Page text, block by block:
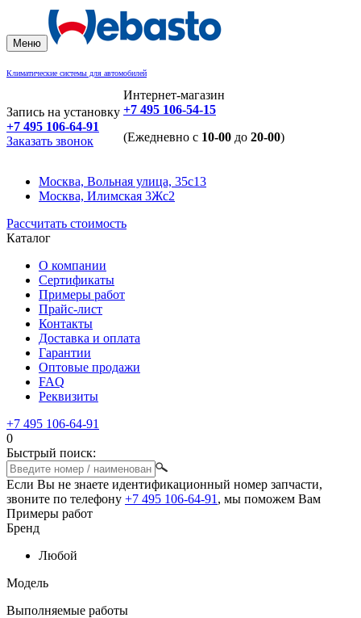
Меню
Климатические системы для автомобилей
Запись на установку
+7 495 106-64-91
Заказать звонок
Интернет-магазин
+7 495 106-54-15
(Ежедневно с 10-00 до 20-00)
Москва, Вольная улица, 35с13
Москва, Илимская 3Жс2
Рассчитать стоимость
Каталог
О компании
Сертификаты
Примеры работ
Прайс-лист
Контакты
Доставка и оплата
Гарантии
Оптовые продажи
FAQ
Реквизиты
+7 495 106-64-91
0
Быстрый поиск:
Если Вы не знаете идентификационный номер запчасти,
звоните по телефону +7 495 106-64-91 , мы поможем Вам
Примеры работ
Бренд
Любой
Модель
Выполняемые работы